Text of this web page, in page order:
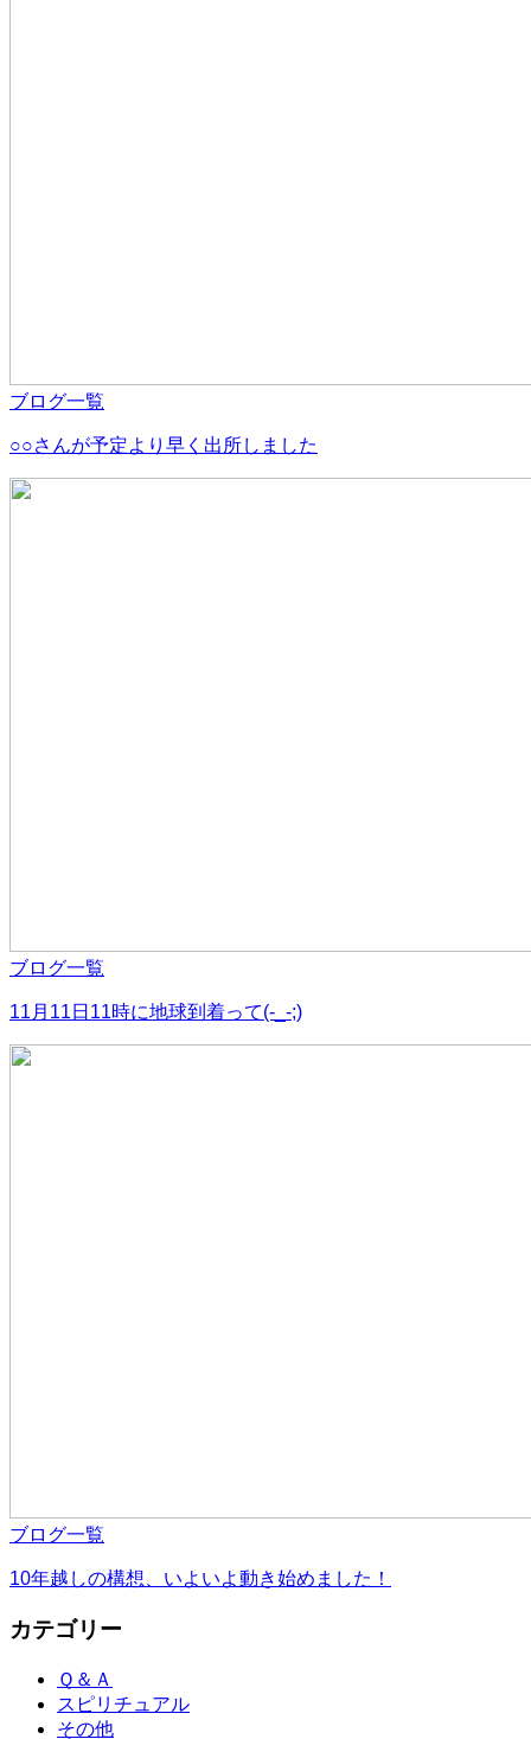
ブログ一覧
○○さんが予定より早く出所しました
ブログ一覧
11月11日11時に地球到着って(-_-;)
ブログ一覧
10年越しの構想、いよいよ動き始めました！
カテゴリー
Ｑ＆Ａ
スピリチュアル
その他